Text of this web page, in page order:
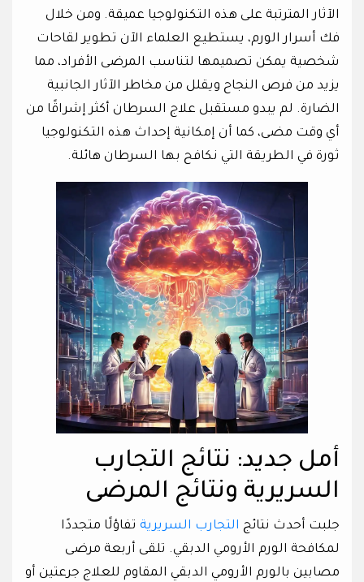
الآثار المترتبة على هذه التكنولوجيا عميقة. ومن خلال
فك أسرار الورم، يستطيع العلماء الآن تطوير لقاحات
شخصية يمكن تصميمها لتناسب المرضى الأفراد، مما
يزيد من فرص النجاح ويقلل من مخاطر الآثار الجانبية
الضارة. لم يبدو مستقبل علاج السرطان أكثر إشراقًا من
أي وقت مضى، كما أن إمكانية إحداث هذه التكنولوجيا
ثورة في الطريقة التي نكافح بها السرطان هائلة.
أمل جديد: نتائج التجارب
السريرية ونتائج المرضى
جلبت أحدث نتائج التجارب السريرية تفاؤلًا متجددًا
لمكافحة الورم الأرومي الدبقي. تلقى أربعة مرضى
مصابين بالورم الأرومي الدبقي المقاوم للعلاج جرعتين أو